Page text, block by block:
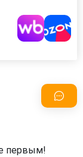
первым!